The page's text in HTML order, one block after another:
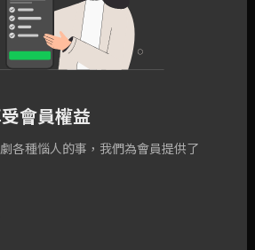
會員權益
各種惱人的事，我們為會員提供了